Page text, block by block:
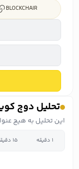
BLOCKCHAIR
تحلیل دوج
این تحلیل به هیچ
۱ دقیقه ۱۵ دقیقه